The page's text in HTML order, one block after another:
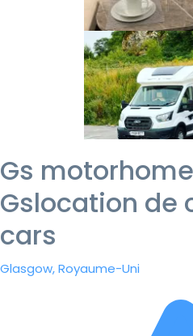
Gs
Gslocation de
cars
Glasgow, Royaume-Uni